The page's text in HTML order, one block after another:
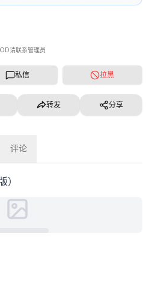
请联系管理员
私信 拉黑
转发 分享
评论
）